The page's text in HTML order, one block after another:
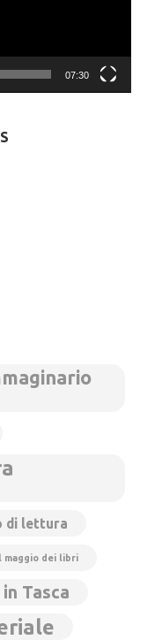
07:30
di lettura
maggio dei libri
Tasca